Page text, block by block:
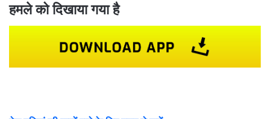
हमले को दिखाया गया है